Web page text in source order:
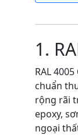
1.
RAL
chuẩn
rộng rãi
epoxy,
ngoại